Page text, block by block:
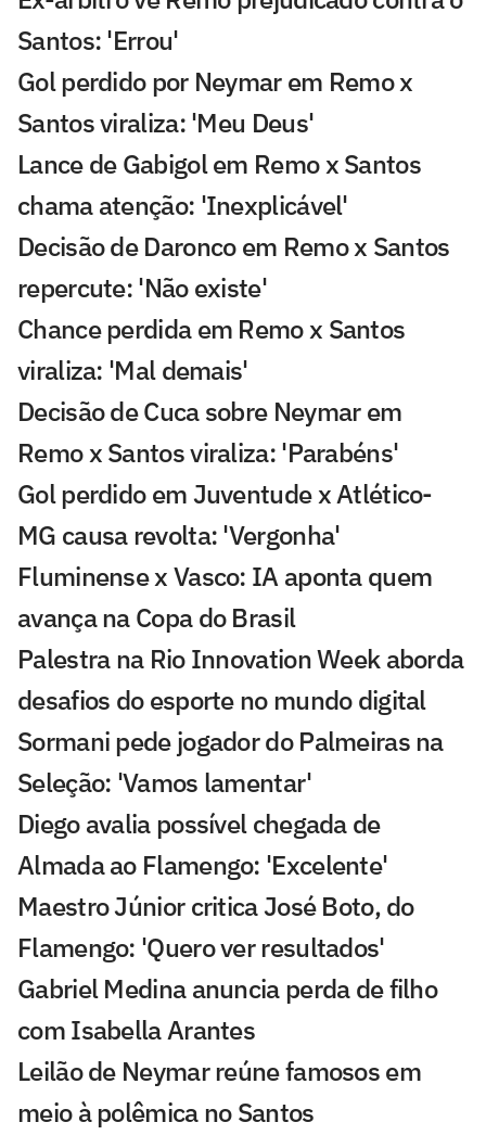
Santos: 'Errou'
Gol perdido por Neymar em Remo x
Santos viraliza: 'Meu Deus'
Lance de Gabigol em Remo x Santos
chama atenção: 'Inexplicável'
Decisão de Daronco em Remo x Santos
repercute: 'Não existe'
Chance perdida em Remo x Santos
viraliza: 'Mal demais'
Decisão de Cuca sobre Neymar em
Remo x Santos viraliza: 'Parabéns'
Gol perdido em Juventude x Atlético-
MG causa revolta: 'Vergonha'
Fluminense x Vasco: IA aponta quem
avança na Copa do Brasil
Palestra na Rio Innovation Week aborda
desafios do esporte no mundo digital
Sormani pede jogador do Palmeiras na
Seleção: 'Vamos lamentar'
Diego avalia possível chegada de
Almada ao Flamengo: 'Excelente'
Maestro Júnior critica José Boto, do
Flamengo: 'Quero ver resultados'
Gabriel Medina anuncia perda de filho
com Isabella Arantes
Leilão de Neymar reúne famosos em
meio à polêmica no Santos